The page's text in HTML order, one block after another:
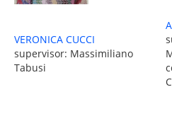
VERONICA CUCCI
supervisor: Massimiliano
Tabusi